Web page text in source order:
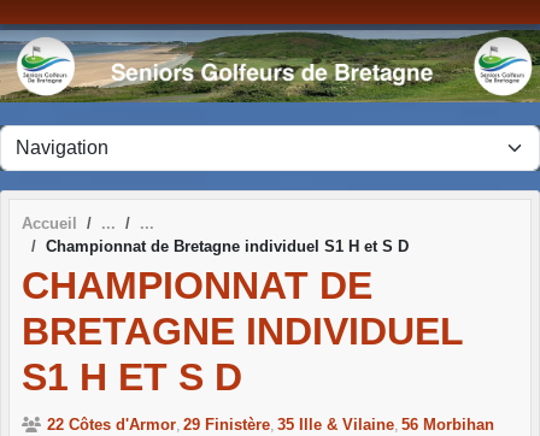
Accueil
Championnat de Bretagne individuel S1 H et S D
CHAMPIONNAT DE
BRETAGNE INDIVIDUEL
S1 H ET S D
22 Côtes d'Armor 29 Finistère 35 Ille & Vilaine 56 Morbihan